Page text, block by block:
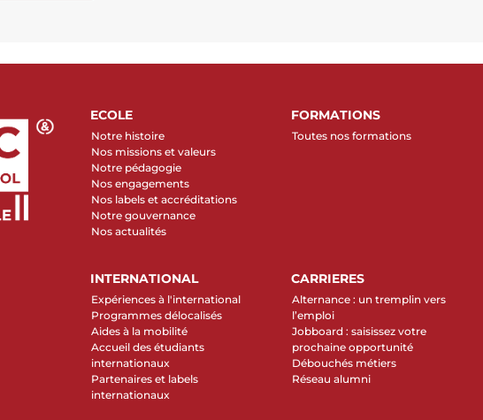
ECOLE
Notre histoire
Nos missions et valeurs
Notre pédagogie
Nos engagements
Nos labels et accréditations
Notre gouvernance
Nos actualités
FORMATIONS
Toutes nos formations
INTERNATIONAL
Expériences à l'international
Programmes délocalisés
Aides à la mobilité
Accueil des étudiants
internationaux
Partenaires et labels
internationaux
CARRIERES
Alternance : un tremplin vers
l’emploi
Jobboard : saisissez votre
prochaine opportunité
Débouchés métiers
Réseau alumni